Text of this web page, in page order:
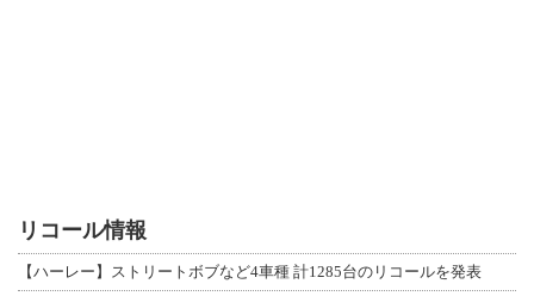
リコール情報
【ハーレー】ストリートボブなど4車種 計1285台のリコールを発表